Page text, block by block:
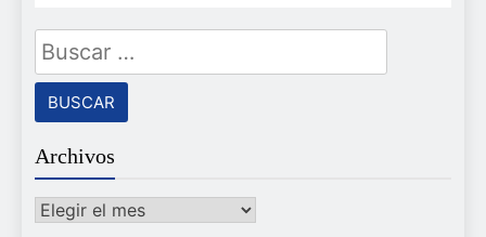
Buscar:
Archivos
Archivos